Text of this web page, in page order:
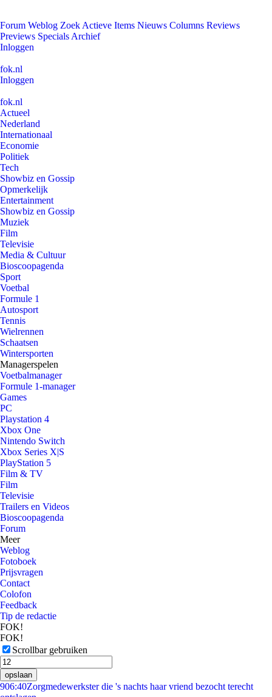
Forum Weblog Zoek Actieve Items Nieuws Columns Reviews
Previews Specials Archief
Inloggen
fok.nl
Inloggen
fok.nl
Actueel
Nederland
Internationaal
Economie
Politiek
Tech
Showbiz en Gossip
Opmerkelijk
Entertainment
Showbiz en Gossip
Muziek
Film
Televisie
Media & Cultuur
Bioscoopagenda
Sport
Voetbal
Formule 1
Autosport
Tennis
Wielrennen
Schaatsen
Wintersporten
Managerspelen
Voetbalmanager
Formule 1-manager
Games
PC
Playstation 4
Xbox One
Nintendo Switch
Xbox Series X|S
PlayStation 5
Film & TV
Film
Televisie
Trailers en Videos
Bioscoopagenda
Forum
Meer
Weblog
Fotoboek
Prijsvragen
Contact
Colofon
Feedback
Tip de redactie
FOK!
FOK!
Scrollbar gebruiken
opslaan
906:40Zorgmedewerkster die 's nachts haar vriend bezocht terecht